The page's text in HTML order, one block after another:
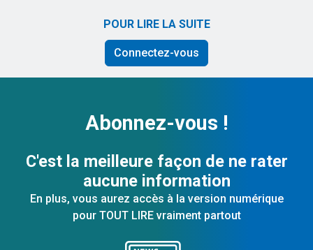
POUR LIRE LA SUITE
Connectez-vous
Abonnez-vous !
C'est la meilleure façon de ne rater
aucune information
En plus, vous aurez accès à la version numérique
pour TOUT LIRE vraiment partout